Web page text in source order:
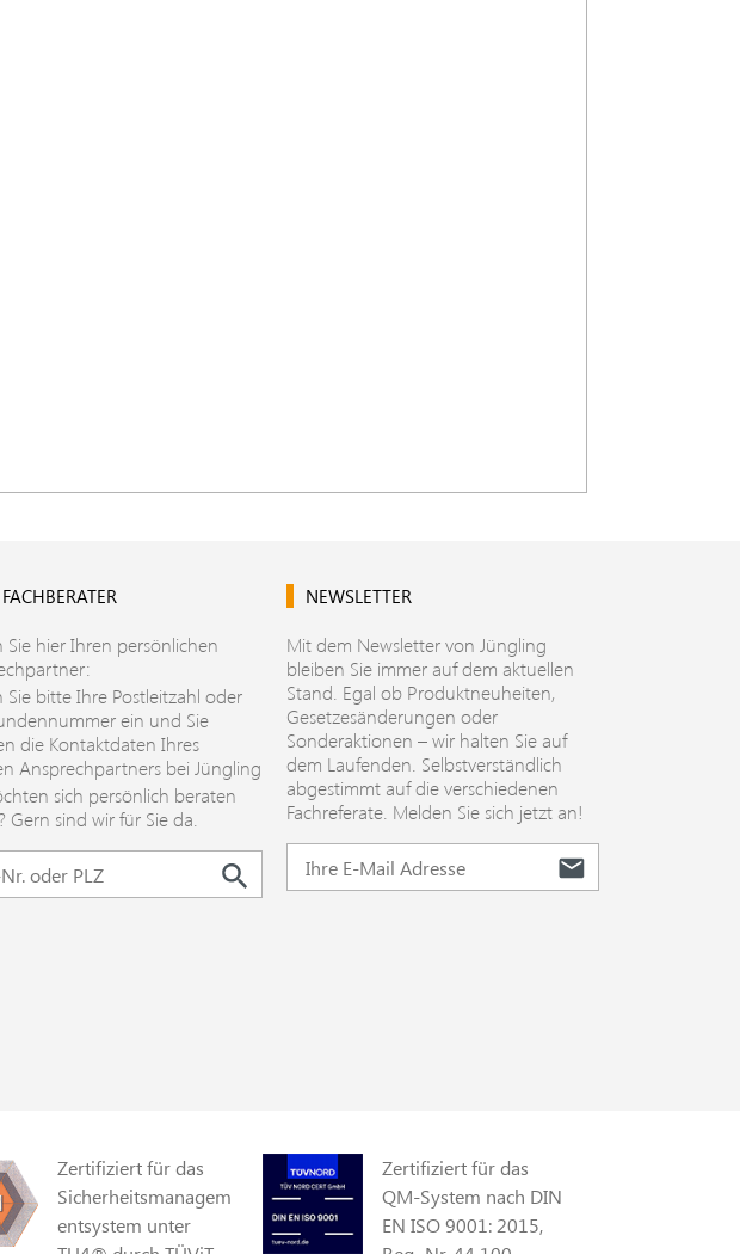
Sie hier Ihren persönlichen
Sie bitte Ihre Postleitzahl oder
ein und Sie
die Kontaktdaten Ihres
Ansprechpartners bei Jüngling
sich persönlich beraten
Gern sind wir für Sie da.
NEWSLETTER
Mit dem Newsletter von Jüngling
bleiben Sie immer auf dem aktuellen
Stand. Egal ob Produktneuheiten,
Gesetzesänderungen oder
Sonderaktionen – wir halten Sie auf
dem Laufenden. Selbstverständlich
abgestimmt auf die verschiedenen
Fachreferate. Melden Sie sich jetzt an!
Zertifiziert für das
Sicherheitsmanagem
entsystem unter
Zertifiziert für das
QM-System nach DIN
EN ISO 9001: 2015,